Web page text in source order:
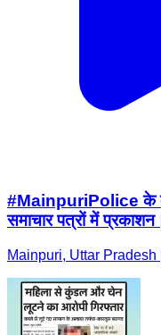
#MainpuriPolice के
समाचार पत्रों में
Mainpuri, Uttar